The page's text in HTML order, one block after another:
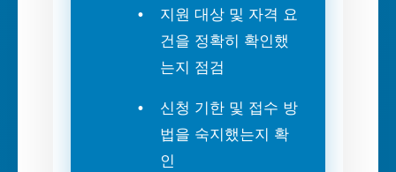
지원 대상 및 자격 요
건을 정확히 확인했
는지 점검
신청 기한 및 접수 방
법을 숙지했는지 확
인